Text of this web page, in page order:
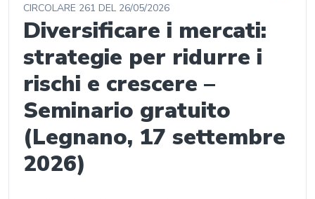
CIRCOLARE 261 DEL 26/05/2026
Diversificare i mercati:
strategie per ridurre i
rischi e crescere –
Seminario gratuito
(Legnano, 17 settembre
2026)